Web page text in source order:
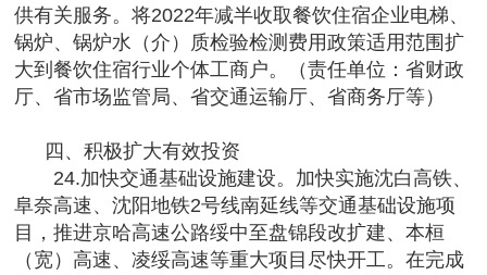
供有关服务。将2022年减半收取餐饮住宿企业电梯、
锅炉、锅炉水（介）质检验检测费用政策适用范围扩
大到餐饮住宿行业个体工商户。（责任单位：省财政
厅、省市场监管局、省交通运输厅、省商务厅等）
四、积极扩大有效投资
24.加快交通基础设施建设。加快实施沈白高铁、
阜奈高速、沈阳地铁2号线南延线等交通基础设施项
目，推进京哈高速公路绥中至盘锦段改扩建、本桓
（宽）高速、凌绥高速等重大项目尽快开工。在完成